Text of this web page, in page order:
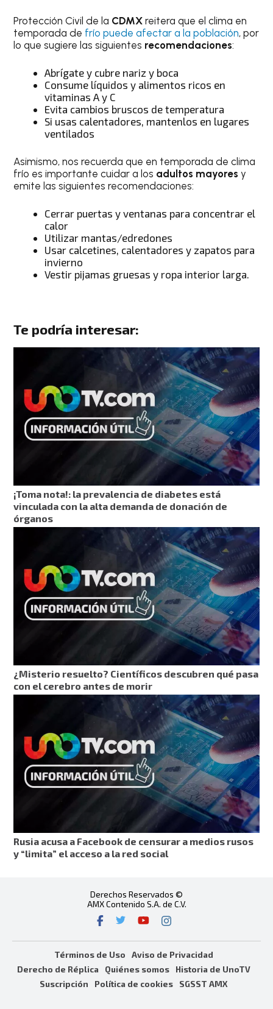
Protección Civil de la CDMX reitera que el clima en
temporada de frío puede afectar a la población, por
lo que sugiere las siguientes recomendaciones:
Abrígate y cubre nariz y boca
Consume líquidos y alimentos ricos en
vitaminas A y C
Evita cambios bruscos de temperatura
Si usas calentadores, mantenlos en lugares
ventilados
Asimismo, nos recuerda que en temporada de clima
frío es importante cuidar a los adultos mayores y
emite las siguientes recomendaciones:
Cerrar puertas y ventanas para concentrar el
calor
Utilizar mantas/edredones
Usar calcetines, calentadores y zapatos para
invierno
Vestir pijamas gruesas y ropa interior larga.
Te podría interesar:
¡Toma nota!: la prevalencia de diabetes está
vinculada con la alta demanda de donación de
órganos
¿Misterio resuelto? Científicos descubren qué pasa
con el cerebro antes de morir
Rusia acusa a Facebook de censurar a medios rusos
y “limita” el acceso a la red social
Derechos Reservados ©
AMX Contenido S.A. de C.V.
Términos de Uso
Aviso de Privacidad
Derecho de Réplica
Quiénes somos
Historia de UnoTV
Suscripción
Política de cookies SGSST AMX